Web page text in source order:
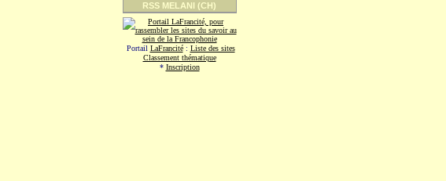
RSS MELANI (CH)
Portail LaFrancité: Liste des sites
Classement thématique
* Inscription